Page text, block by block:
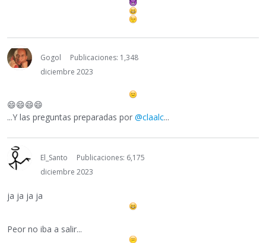
Gogol
Publicaciones: 1,348
diciembre 2023
😄😄😄😄
...Y las preguntas preparadas por @claalc...
El_Santo
Publicaciones: 6,175
diciembre 2023
ja ja ja ja
Peor no iba a salir...